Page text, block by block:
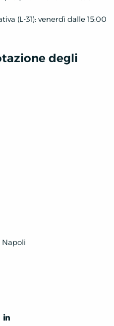
(L-31): venerdì dalle 15:00
degli
Napoli